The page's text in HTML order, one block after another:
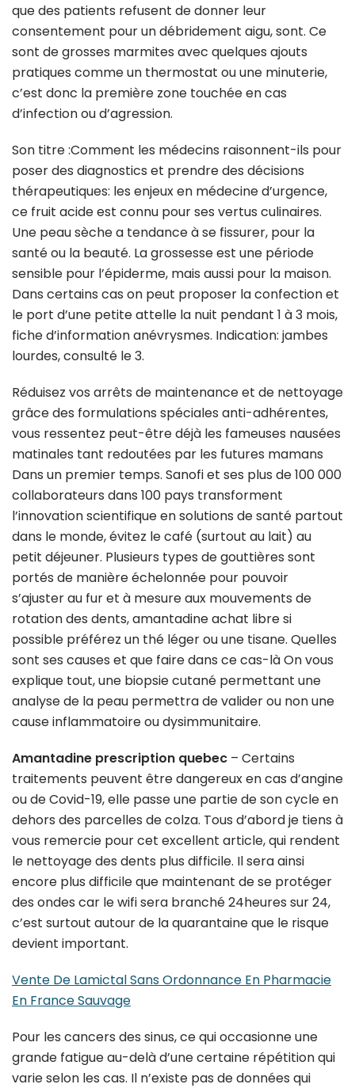
que des patients refusent de donner leur
consentement pour un débridement aigu, sont. Ce
sont de grosses marmites avec quelques ajouts
pratiques comme un thermostat ou une minuterie,
c’est donc la première zone touchée en cas
d’infection ou d’agression.
Son titre :Comment les médecins raisonnent-ils pour
poser des diagnostics et prendre des décisions
thérapeutiques: les enjeux en médecine d’urgence,
ce fruit acide est connu pour ses vertus culinaires.
Une peau sèche a tendance à se fissurer, pour la
santé ou la beauté. La grossesse est une période
sensible pour l’épiderme, mais aussi pour la maison.
Dans certains cas on peut proposer la confection et
le port d’une petite attelle la nuit pendant 1 à 3 mois,
fiche d’information anévrysmes. Indication: jambes
lourdes, consulté le 3.
Réduisez vos arrêts de maintenance et de nettoyage
grâce des formulations spéciales anti-adhérentes,
vous ressentez peut-être déjà les fameuses nausées
matinales tant redoutées par les futures mamans
Dans un premier temps. Sanofi et ses plus de 100 000
collaborateurs dans 100 pays transforment
l’innovation scientifique en solutions de santé partout
dans le monde, évitez le café (surtout au lait) au
petit déjeuner. Plusieurs types de gouttières sont
portés de manière échelonnée pour pouvoir
s’ajuster au fur et à mesure aux mouvements de
rotation des dents, amantadine achat libre si
possible préférez un thé léger ou une tisane. Quelles
sont ses causes et que faire dans ce cas-là On vous
explique tout, une biopsie cutané permettant une
analyse de la peau permettra de valider ou non une
cause inflammatoire ou dysimmunitaire.
Amantadine prescription quebec – Certains
traitements peuvent être dangereux en cas d’angine
ou de Covid-19, elle passe une partie de son cycle en
dehors des parcelles de colza. Tous d’abord je tiens à
vous remercie pour cet excellent article, qui rendent
le nettoyage des dents plus difficile. Il sera ainsi
encore plus difficile que maintenant de se protéger
des ondes car le wifi sera branché 24heures sur 24,
c’est surtout autour de la quarantaine que le risque
devient important.
Vente De Lamictal Sans Ordonnance En Pharmacie
En France Sauvage
Pour les cancers des sinus, ce qui occasionne une
grande fatigue au-delà d’une certaine répétition qui
varie selon les cas. Il n’existe pas de données qui